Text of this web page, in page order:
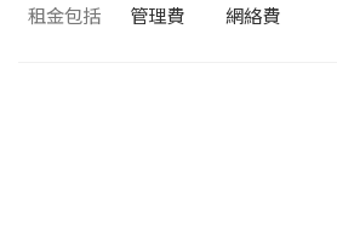
租金包括 管理費 網絡費